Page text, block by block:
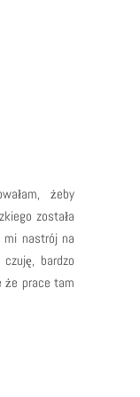
została
mi nastrój na
bardzo
że prace tam
uzależniony
zobaczył
bardzo